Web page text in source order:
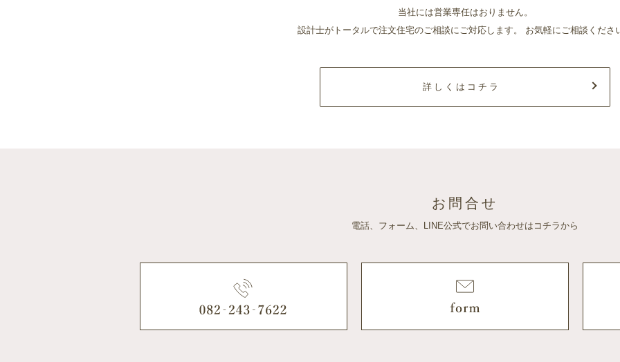
当社には営業専任はおりません。
設計士がトータルで注文住宅のご相談にご対応します。 お気軽にご相談くださ
詳しくはコチラ
お問合せ
電話、フォーム、LINE公式でお問い合わせはコチラから